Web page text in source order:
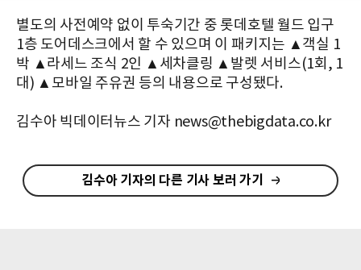
별도의 사전예약 없이 투숙기간 중 롯데호텔 월드 입구
1층 도어데스크에서 할 수 있으며 이 패키지는 ▲객실 1
박 ▲라세느 조식 2인 ▲세차클링 ▲발렛 서비스(1회, 1
대) ▲모바일 주유권 등의 내용으로 구성됐다.
김수아 빅데이터뉴스 기자 news@thebigdata.co.kr
김수아 기자의 다른 기사 보러 가기